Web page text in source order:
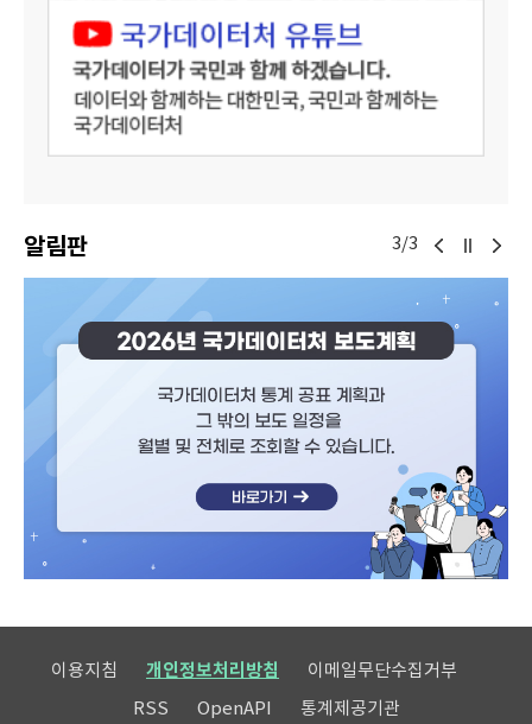
알림판 3/3
이용지침 개인정보처리방침
이메일무단수집거부
RSS
OpenAPI 통계제공기관